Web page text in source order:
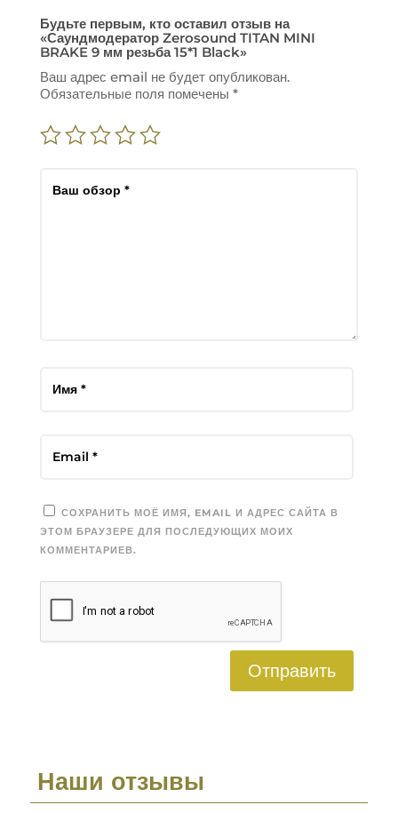
Будьте первым, кто оставил отзыв на
«Саундмодератор Zerosound TITAN MINI
BRAKE 9 мм резьба 15*1 Black»
Ваш адрес email не будет опубликован.
Обязательные поля помечены *
СОХРАНИТЬ МОЁ ИМЯ, EMAIL И АДРЕС САЙТА В
ЭТОМ БРАУЗЕРЕ ДЛЯ ПОСЛЕДУЮЩИХ МОИХ
КОММЕНТАРИЕВ.
Отправить
Наши отзывы